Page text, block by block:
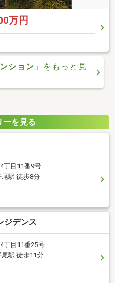
万円
ション 」をもっと見
ーを見る
丁目11番9号
駅 徒歩8分
ジデンス
丁目11番25号
駅 徒歩11分